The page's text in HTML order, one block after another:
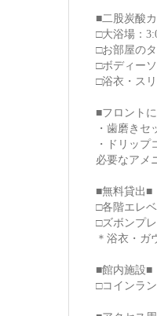
■二股炭酸
□大浴場：
□お部屋の
□ボディー
□浴衣・ス
■フロント
・歯磨き
・ドリッ
必要なアメ
■無料貸出■
□各階エレ
□ズボンプ
＊浴衣・ガ
■館内施設■
□コインラ